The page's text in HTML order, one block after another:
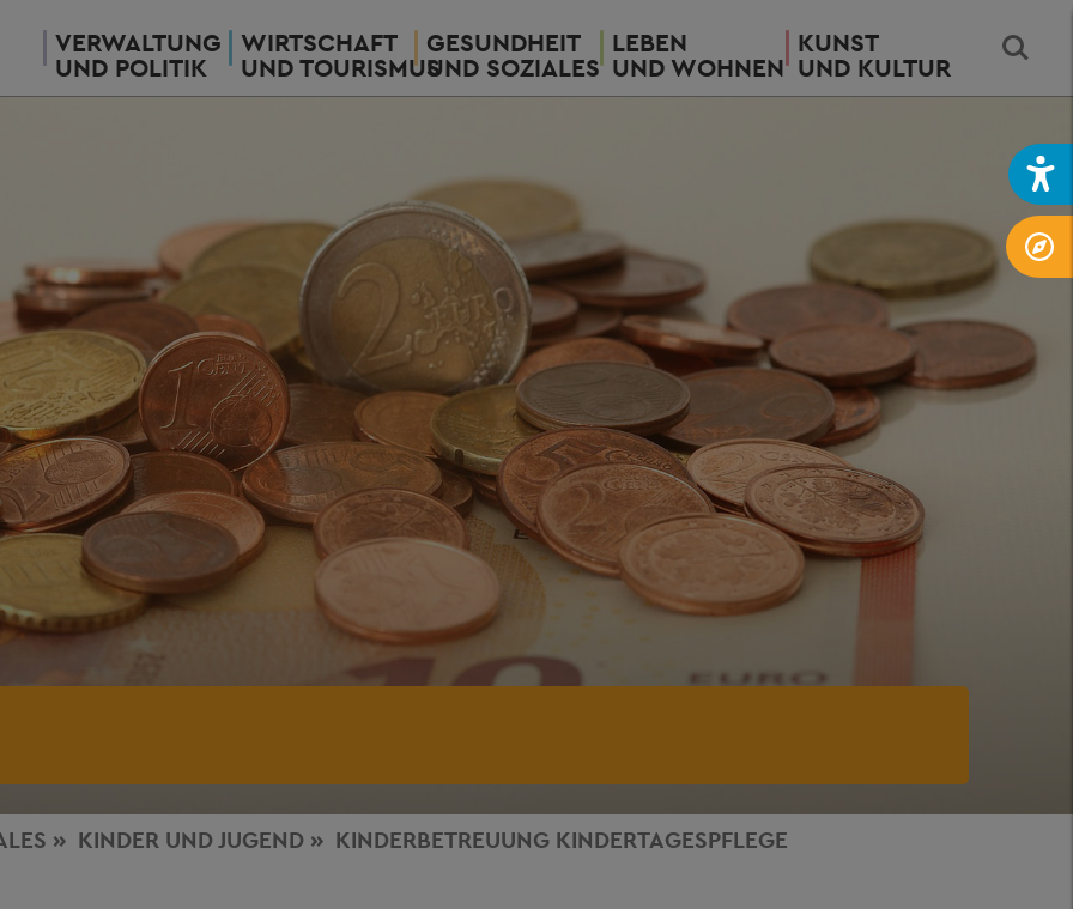
VERWALTUNG
UND POLITIK
WIRTSCHAFT
UND TOURISMUS
GESUNDHEIT
UND SOZIALES
LEBEN
UND WOHNEN
KUNST
UND KULTUR
KINDER UND JUGEND KINDERBETREUUNG KINDERTAGESPFLEGE